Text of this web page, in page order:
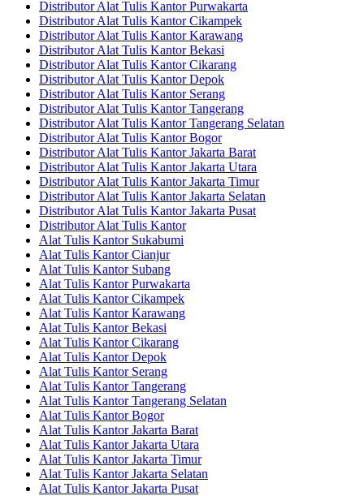
Distributor Alat Tulis Kantor Purwakarta
Distributor Alat Tulis Kantor Cikampek
Distributor Alat Tulis Kantor Karawang
Distributor Alat Tulis Kantor Bekasi
Distributor Alat Tulis Kantor Cikarang
Distributor Alat Tulis Kantor Depok
Distributor Alat Tulis Kantor Serang
Distributor Alat Tulis Kantor Tangerang
Distributor Alat Tulis Kantor Tangerang Selatan
Distributor Alat Tulis Kantor Bogor
Distributor Alat Tulis Kantor Jakarta Barat
Distributor Alat Tulis Kantor Jakarta Utara
Distributor Alat Tulis Kantor Jakarta Timur
Distributor Alat Tulis Kantor Jakarta Selatan
Distributor Alat Tulis Kantor Jakarta Pusat
Distributor Alat Tulis Kantor
Alat Tulis Kantor Sukabumi
Alat Tulis Kantor Cianjur
Alat Tulis Kantor Subang
Alat Tulis Kantor Purwakarta
Alat Tulis Kantor Cikampek
Alat Tulis Kantor Karawang
Alat Tulis Kantor Bekasi
Alat Tulis Kantor Cikarang
Alat Tulis Kantor Depok
Alat Tulis Kantor Serang
Alat Tulis Kantor Tangerang
Alat Tulis Kantor Tangerang Selatan
Alat Tulis Kantor Bogor
Alat Tulis Kantor Jakarta Barat
Alat Tulis Kantor Jakarta Utara
Alat Tulis Kantor Jakarta Timur
Alat Tulis Kantor Jakarta Selatan
Alat Tulis Kantor Jakarta Pusat